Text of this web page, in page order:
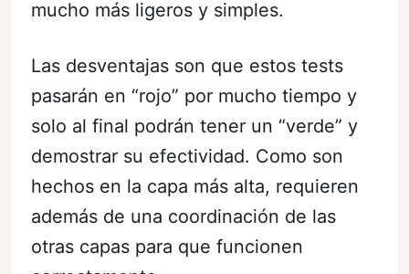
mucho más ligeros y simples.
Las desventajas son que estos tests
pasarán en “rojo” por mucho tiempo y
solo al final podrán tener un “verde” y
demostrar su efectividad. Como son
hechos en la capa más alta, requieren
además de una coordinación de las
otras capas para que funcionen